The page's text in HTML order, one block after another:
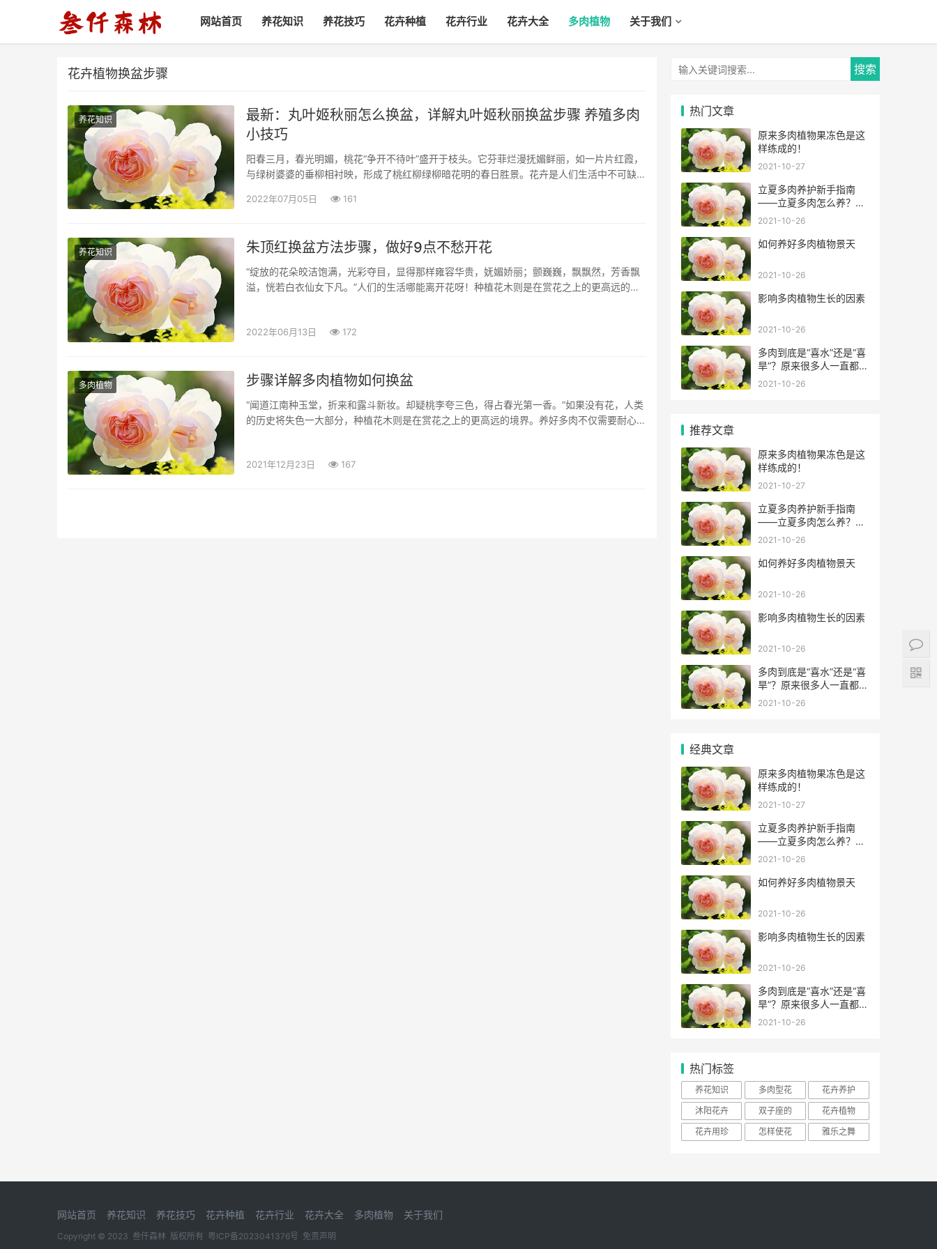
网站首页 养花知识 养花技巧 花卉种植 花卉行业 花卉大全 多肉植物 关于我们
花卉植物换盆步骤
养花知识
最新：丸叶姬秋丽怎么换盆，详解丸叶姬秋丽换盆步骤 养殖多肉
小技巧
阳春三月，春光明媚，桃花“争开不待叶”盛开于枝头。它芬菲烂漫抚媚鲜丽，如一片片红霞，
与绿树婆婆的垂柳相衬映，形成了桃红柳绿柳暗花明的春日胜景。花卉是人们生活中不可缺少
你是不是也在花卉种养上遇...
2022年07月05日 161
养花知识 朱顶红换盆方法步骤，做好9点不愁开花
“绽放的花朵皎洁饱满，光彩夺目，显得那样雍容华贵，妩媚娇丽；颤巍巍，飘飘然，芳香飘
溢，恍若白衣仙女下凡。”人们的生活哪能离开花呀！种植花木则是在赏花之上的更高远的境
2022年06月13日 172
多肉植物 步骤详解多肉植物如何换盆
“闻道江南种玉堂，折来和露斗新妆。却疑桃李夸三色，得占春光第一香。”如果没有花，人类
的历史将失色一大部分，种植花木则是在赏花之上的更高远的境界。养好多肉不仅需要耐心，
2021年12月23日 167
热门文章
原来多肉植物果冻色是这
样练成的！
2021-10-27
立夏多肉养护新手指南
——立夏多肉怎么养？怎
么浇水？
2021-10-26
如何养好多肉植物景天
2021-10-26
影响多肉植物生长的因素
2021-10-26
多肉到底是“喜水”还是“喜
旱”？原来很多人一直都错
了！
2021-10-26
推荐文章
原来多肉植物果冻色是这
样练成的！
2021-10-27
立夏多肉养护新手指南
——立夏多肉怎么养？怎
么浇水？
2021-10-26
如何养好多肉植物景天
2021-10-26
影响多肉植物生长的因素
2021-10-26
多肉到底是“喜水”还是“喜
旱”？原来很多人一直都错
了！
2021-10-26
经典文章
原来多肉植物果冻色是这
样练成的！
2021-10-27
立夏多肉养护新手指南
——立夏多肉怎么养？怎
么浇水？
2021-10-26
如何养好多肉植物景天
2021-10-26
影响多肉植物生长的因素
2021-10-26
多肉到底是“喜水”还是“喜
旱”？原来很多人一直都错
了！
2021-10-26
热门标签
养花知识 多肉型花
花卉养护
沐阳花卉
双子座的
花卉植物
花卉用珍
怎样使花 雅乐之舞
网站首页 养花知识 养花技巧 花卉种植 花卉行业 花卉大全 多肉植物 关于我们
Copyright © 2023 叁仟森林 版权所有 粤ICP备2023041376号 免责声明